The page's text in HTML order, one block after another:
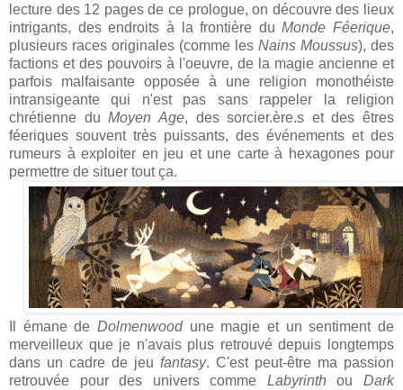
lecture des 12 pages de ce prologue, on découvre des lieux
intrigants, des endroits à la frontière duMonde Féerique,
plusieurs races originales (comme les Nains Moussus), des
factions et des pouvoirs à l'oeuvre, de la magie ancienne et
parfois malfaisante opposée à une religion monothéiste
intransigeante qui n'est pas sans rappeler la religion
chrétienne duMoyen Age, des sorcier.ère.s et des êtres
féeriques souvent très puissants, des événements et des
rumeurs à exploiter en jeu et une carte à hexagones pour
permettre de situer tout ça.
Il émane de Dolmenwood une magie et un sentiment de
merveilleux que je n'avais plus retrouvé depuis longtemps
dans un cadre de jeu fantasy. C'est peut-être ma passion
retrouvée pour des univers comme LabyrinthouDark